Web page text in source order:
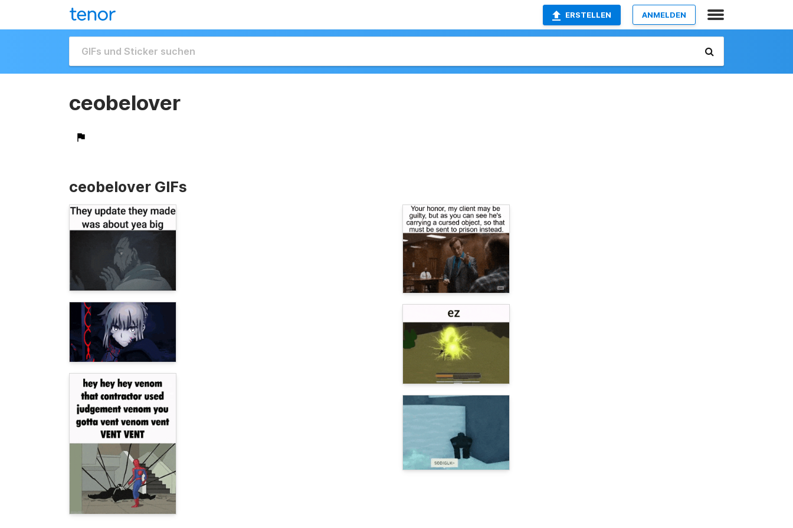
ERSTELLEN ANMELDEN
ceobelover
ceobelover GIFs